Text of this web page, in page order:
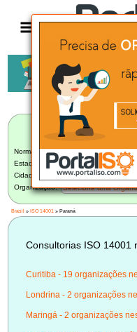
LISTA
Norma:
ISO 14001
Estado:
Paraná (28)
Cidade:
Selecione uma Cidade
Organização:
Selecione uma
Brasil »ISO 14001 » Paraná
Consultorias ISO 14001
Curitiba - 19 organizações
Londrina - 2 organizações
Maringá - 2 organizações